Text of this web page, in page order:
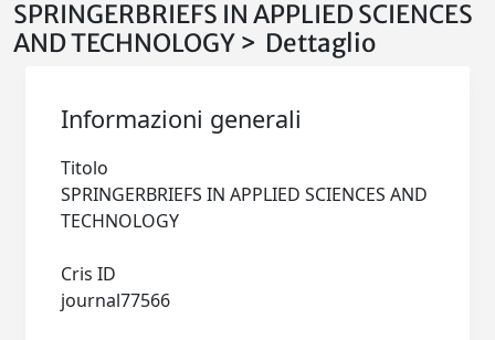
SPRINGERBRIEFS IN APPLIED SCIENCES
AND TECHNOLOGY > Dettaglio
Informazioni generali
Titolo
SPRINGERBRIEFS IN APPLIED SCIENCES AND
Cris ID